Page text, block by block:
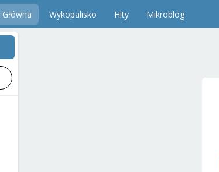
Główna Wykopalisko Hity Mikroblog